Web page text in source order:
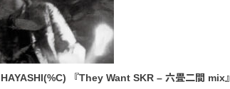
『They Want SKR – 六畳二間 mix』